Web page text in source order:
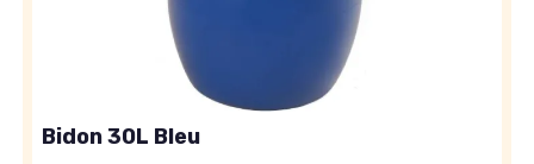
Bidon 30L Bleu